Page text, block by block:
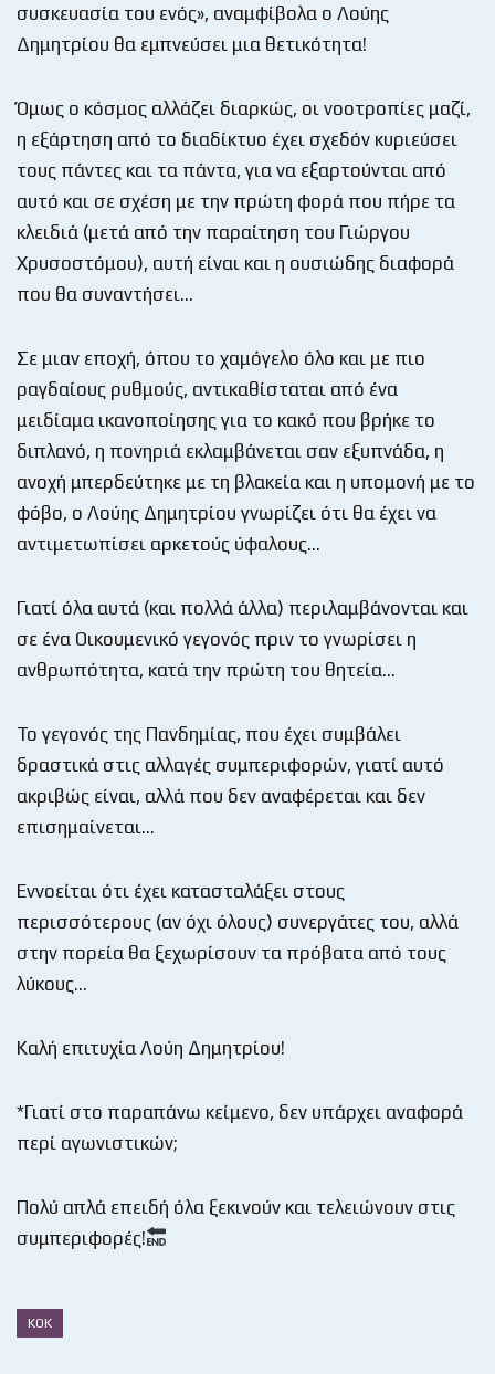
συσκευασία του ενός», αναμφίβολα ο Λούης
Δημητρίου θα εμπνεύσει μια θετικότητα!
Όμως ο κόσμος αλλάζει διαρκώς, οι νοοτροπίες μαζί,
η εξάρτηση από το διαδίκτυο έχει σχεδόν κυριεύσει
τους πάντες και τα πάντα, για να εξαρτούνται από
αυτό και σε σχέση με την πρώτη φορά που πήρε τα
κλειδιά (μετά από την παραίτηση του Γιώργου
Χρυσοστόμου), αυτή είναι και η ουσιώδης διαφορά
που θα συναντήσει…
Σε μιαν εποχή, όπου το χαμόγελο όλο και με πιο
ραγδαίους ρυθμούς, αντικαθίσταται από ένα
μειδίαμα ικανοποίησης για το κακό που βρήκε το
διπλανό, η πονηριά εκλαμβάνεται σαν εξυπνάδα, η
ανοχή μπερδεύτηκε με τη βλακεία και η υπομονή με το
φόβο, ο Λούης Δημητρίου γνωρίζει ότι θα έχει να
αντιμετωπίσει αρκετούς ύφαλους…
Γιατί όλα αυτά (και πολλά άλλα) περιλαμβάνονται και
σε ένα Οικουμενικό γεγονός πριν το γνωρίσει η
ανθρωπότητα, κατά την πρώτη του θητεία…
Το γεγονός της Πανδημίας, που έχει συμβάλει
δραστικά στις αλλαγές συμπεριφορών, γιατί αυτό
ακριβώς είναι, αλλά που δεν αναφέρεται και δεν
επισημαίνεται…
Εννοείται ότι έχει κατασταλάξει στους
περισσότερους (αν όχι όλους) συνεργάτες του, αλλά
στην πορεία θα ξεχωρίσουν τα πρόβατα από τους
λύκους…
Καλή επιτυχία Λούη Δημητρίου!
*Γιατί στο παραπάνω κείμενο, δεν υπάρχει αναφορά
περί αγωνιστικών;
Πολύ απλά επειδή όλα ξεκινούν και τελειώνουν στις
συμπεριφορές!
ΚΟΚ